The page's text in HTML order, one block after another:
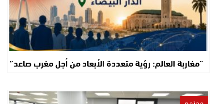
“مغاربة العالم: رؤية متعددة الأبعاد من أجل مغرب صاعد”